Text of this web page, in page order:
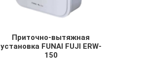
Приточно-вытяжная
установка FUNAI FUJI ERW-
150